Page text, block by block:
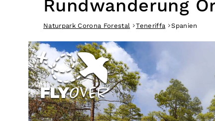
Rundwanderung
Naturpark Corona Forestal Teneriffa Spanien